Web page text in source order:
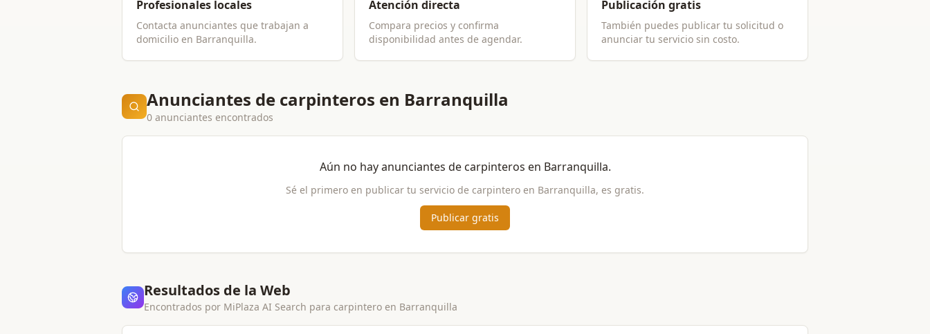
Profesionales locales
Contacta anunciantes que trabajan a
domicilio en Barranquilla.
Atención directa
Compara precios y confirma
disponibilidad antes de agendar.
Publicación gratis
También puedes publicar tu solicitud o
anunciar tu servicio sin costo.
Anunciantes de carpinteros en Barranquilla
0 anunciantes encontrados
Aún no hay anunciantes de carpinteros en Barranquilla.
Sé el primero en publicar tu servicio de carpintero en Barranquilla, es gratis.
Publicar gratis
Resultados de la Web
Encontrados por MiPlaza AI Search para carpintero en Barranquilla